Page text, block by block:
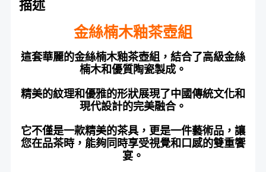
描述
金絲楠木釉茶壺組
這套華麗的金絲楠木釉茶壺組，結合了高級金絲
楠木和優質陶瓷製成。
精美的紋理和優雅的形狀展現了中國傳統文化和
現代設計的完美融合。
它不僅是一款精美的茶具，更是一件藝術品，讓
您在品茶時，能夠同時享受視覺和口感的雙重饗
宴。